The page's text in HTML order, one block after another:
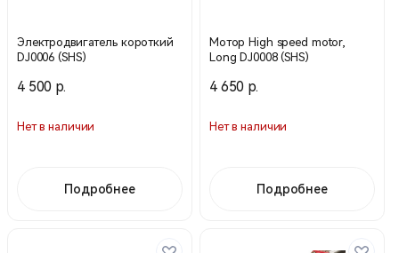
Электродвигатель короткий
DJ0006 (SHS)
4 500 р.
Нет в наличии
Подробнее
Мотор High speed motor,
Long DJ0008 (SHS)
4 650 р.
Нет в наличии
Подробнее